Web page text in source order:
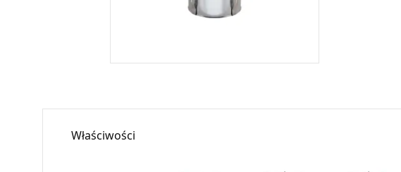
Właściwości